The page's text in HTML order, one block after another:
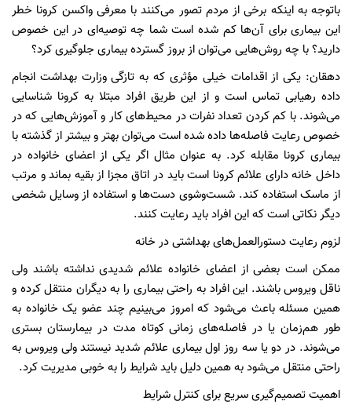
باتوجه به اینکه برخی از مردم تصور می‌کنند با معرفی واکسن کرونا خطر
این بیماری برای آن‌ها کم شده است شما چه توصیه‌ای در این خصوص
دارید؟ با چه روش‌هایی می‌توان از بروز گسترده بیماری جلوگیری کرد؟
دهقان: یکی از اقدامات خیلی مؤثری که به تازگی وزارت بهداشت انجام
داده رهیابی تماس است و از این طریق افراد مبتلا به کرونا شناسایی
می‌شوند. با کم کردن تعداد نفرات در محیط‌های کار و آموزش‌هایی که در
خصوص رعایت فاصله‌ها داده شده است می‌توان بهتر و بیشتر از گذشته با
بیماری کرونا مقابله کرد. به عنوان مثال اگر یکی از اعضای خانواده در
داخل خانه دارای علائم کرونا است باید در اتاق مجزا از بقیه بماند و مرتب
از ماسک استفاده کند. شست‌وشوی دست‌ها و استفاده از وسایل شخصی
دیگر نکاتی است که این افراد باید رعایت کنند.
لزوم رعایت دستورالعمل‌های بهداشتی در خانه
ممکن است بعضی از اعضای خانواده علائم شدیدی نداشته باشند ولی
ناقل ویروس باشند. این افراد به راحتی بیماری را به دیگران منتقل کرده و
همین مسئله باعث می‌شود که امروز می‌بینیم چند عضو یک خانواده به
طور هم‌زمان یا در فاصله‌های زمانی کوتاه مدت در بیمارستان بستری
می‌شوند. در دو یا سه روز اول بیماری علائم شدید نیستند ولی ویروس به
راحتی منتقل می‌شود به همین دلیل باید شرایط را به خوبی مدیریت کرد.
اهمیت تصمیم‌گیری سریع برای کنترل شرایط